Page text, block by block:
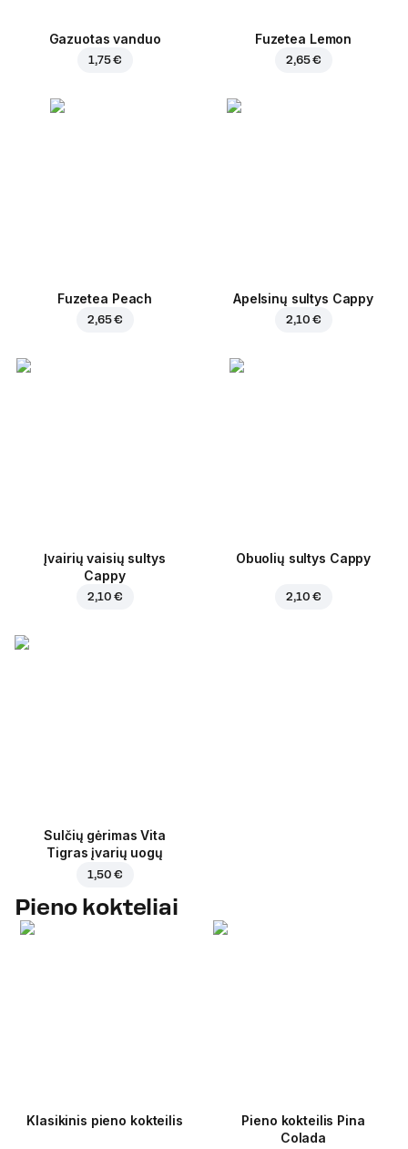
Gazuotas vanduo
1,75 €
Fuzetea Lemon
2,65 €
Fuzetea Peach
2,65 €
Apelsinų sultys Cappy
2,10 €
Įvairių vaisių sultys
Cappy
2,10 €
Obuolių sultys Cappy
2,10 €
Sulčių gėrimas Vita
Tigras įvarių uogų
1,50 €
Pieno kokteliai
Klasikinis pieno kokteilis
Pieno kokteilis Pina
Colada